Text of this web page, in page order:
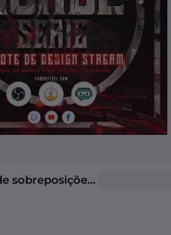
Horde Pacotes de sobreposições para Stream